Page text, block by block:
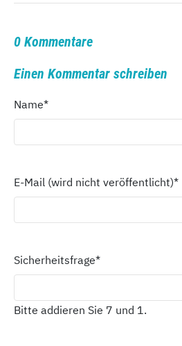
0 Kommentare
Einen Kommentar schreiben
Name*
E-Mail (wird nicht veröffentlicht)*
Sicherheitsfrage*
Bitte addieren Sie 7 und 1.